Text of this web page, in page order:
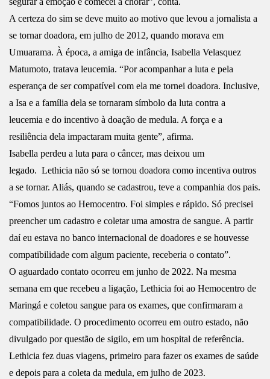
A certeza do sim se deve muito ao motivo que levou a jornalista a
se tornar doadora, em julho de 2012, quando morava em
Umuarama. À época, a amiga de infância, Isabella Velasquez
Matumoto, tratava leucemia. “Por acompanhar a luta e pela
esperança de ser compatível com ela me tornei doadora. Inclusive,
a Isa e a família dela se tornaram símbolo da luta contra a
leucemia e do incentivo à doação de medula. A força e a
resiliência dela impactaram muita gente”, afirma.
Isabella perdeu a luta para o câncer, mas deixou um
legado. Lethicia não só se tornou doadora como incentiva outros
a se tornar. Aliás, quando se cadastrou, teve a companhia dos pais.
“Fomos juntos ao Hemocentro. Foi simples e rápido. Só precisei
preencher um cadastro e coletar uma amostra de sangue. A partir
daí eu estava no banco internacional de doadores e se houvesse
compatibilidade com algum paciente, receberia o contato”.
O aguardado contato ocorreu em junho de 2022. Na mesma
semana em que recebeu a ligação, Lethicia foi ao Hemocentro de
Maringá e coletou sangue para os exames, que confirmaram a
compatibilidade. O procedimento ocorreu em outro estado, não
divulgado por questão de sigilo, em um hospital de referência.
Lethicia fez duas viagens, primeiro para fazer os exames de saúde
e depois para a coleta da medula, em julho de 2023.